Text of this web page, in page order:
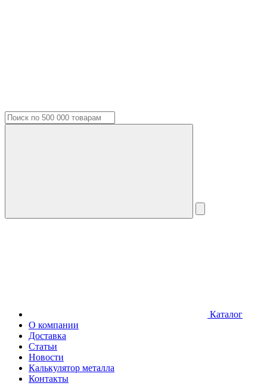
Каталог
О компании
Доставка
Статьи
Новости
Калькулятор металла
Контакты